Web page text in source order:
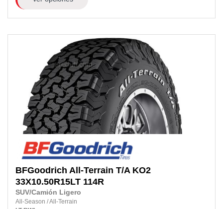
BFGoodrich All-Terrain T/A KO2
33X10.50R15LT 114R
SUV/Camión Ligero
All-Season /All-Terrain